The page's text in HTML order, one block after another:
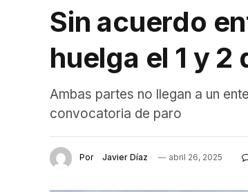
Sin acuerdo
huelga el 1 y 2
Ambas partes no llegan a un
convocatoria de paro
Por Javier Díaz abril 26, 2025